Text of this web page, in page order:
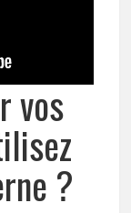
vos
?